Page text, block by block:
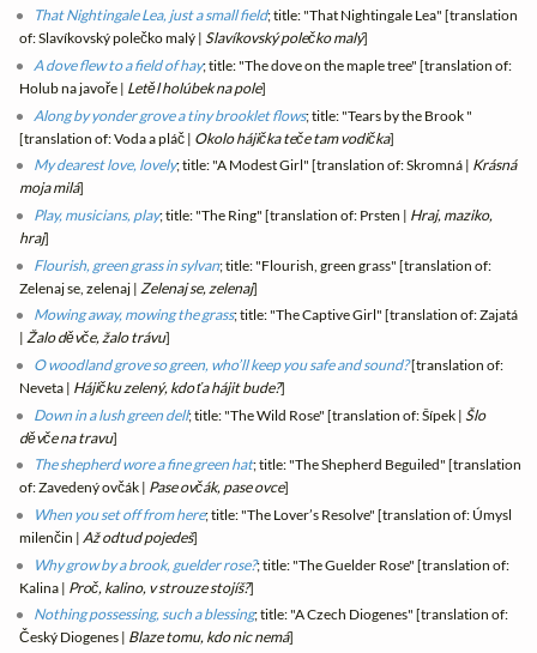
That Nightingale Lea, just a small field; title: "That Nightingale Lea" [translation
of: Slavíkovský polečko malý |Slavíkovský polečko malý]
A dove flew to a field of hay; title: "The dove on the maple tree" [translation of:
Holub na javoře | Letěl holúbek na pole]
Along by yonder grove a tiny brooklet flows; title: "Tears by the Brook "
[translation of: Voda a pláč | Okolo hájička teče tam vodička]
My dearest love, lovely; title: "A Modest Girl" [translation of: Skromná | Krásná
moja milá]
Play, musicians, play; title: "The Ring" [translation of: Prsten | Hraj, maziko,
hraj]
Flourish, green grass in sylvan; title: "Flourish, green grass" [translation of:
Zelenaj se, zelenaj | Zelenaj se, zelenaj]
Mowing away, mowing the grass; title: "The Captive Girl" [translation of: Zajatá
|Žalo děvče, žalo trávu]
O woodland grove so green, who’ll keep you safe and sound?[translation of:
Neveta | Hájičku zelený, kdo ťa hájit bude?]
Down in a lush green dell; title: "The Wild Rose" [translation of: Šípek |Šlo
děvče na travu]
The shepherd wore a fine green hat; title: "The Shepherd Beguiled" [translation
of: Zavedený ovčák | Pase ovčák, pase ovce]
When you set off from here; title: "The Lover’s Resolve" [translation of: Úmysl
milenčin | Až odtud pojedeš]
Why grow by a brook, guelder rose?; title: "The Guelder Rose" [translation of:
Kalina | Proč, kalino, v strouze stojíš?]
Nothing possessing, such a blessing; title: "A Czech Diogenes" [translation of:
Český Diogenes | Blaze tomu, kdo nic nemá]